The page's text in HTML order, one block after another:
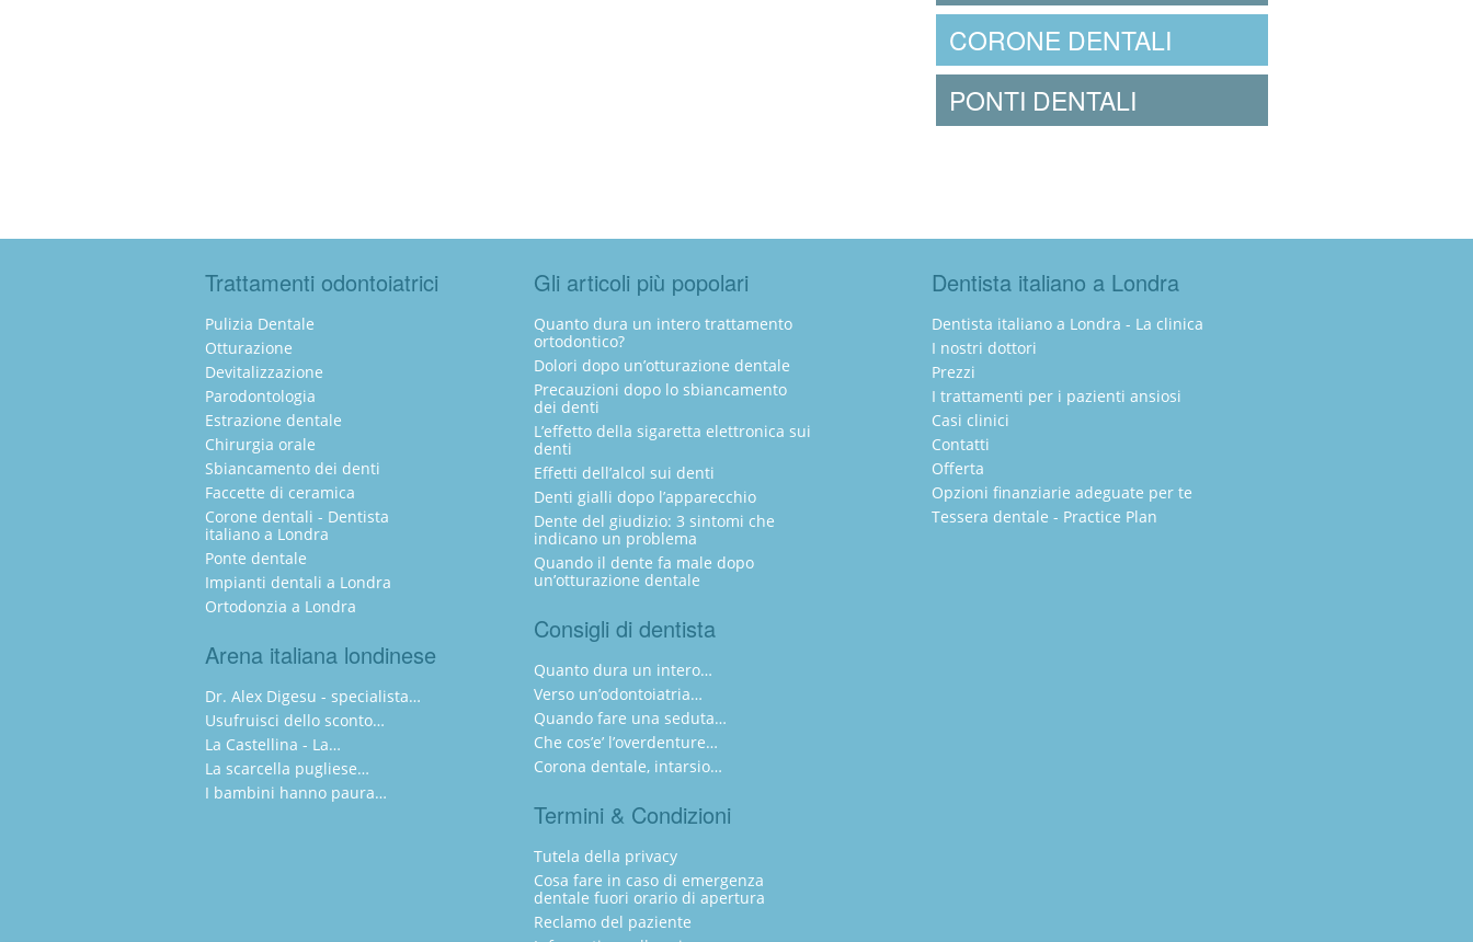
CORONE DENTALI
PONTI DENTALI
Dentista italiano a Londra
Dentista italiano a Londra - La clinica
I nostri dottori
Prezzi
I trattamenti per i pazienti ansiosi
Casi clinici
Contatti
Offerta
Opzioni finanziarie adeguate per te
Tessera dentale - Practice Plan
Trattamenti odontoiatrici
Pulizia Dentale
Otturazione
Devitalizzazione
Parodontologia
Estrazione dentale
Chirurgia orale
Sbiancamento dei denti
Faccette di ceramica
Corone dentali - Dentista
italiano a Londra
Ponte dentale
Impianti dentali a Londra
Ortodonzia a Londra
Arena italiana londinese
Dr. Alex Digesu - specialista…
Usufruisci dello sconto…
La Castellina - La…
La scarcella pugliese…
I bambini hanno paura…
Gli articoli più popolari
Quanto dura un intero trattamento
ortodontico?
Dolori dopo un’otturazione dentale
Precauzioni dopo lo sbiancamento
dei denti
L’effetto della sigaretta elettronica sui
denti
Effetti dell’alcol sui denti
Denti gialli dopo l’apparecchio
Dente del giudizio: 3 sintomi che
indicano un problema
Quando il dente fa male dopo
un’otturazione dentale
Consigli di dentista
Quanto dura un intero…
Verso un’odontoiatria…
Quando fare una seduta…
Che cos’e’ l’overdenture…
Corona dentale, intarsio…
Termini & Condizioni
Tutela della privacy
Cosa fare in caso di emergenza
dentale fuori orario di apertura
Reclamo del paziente